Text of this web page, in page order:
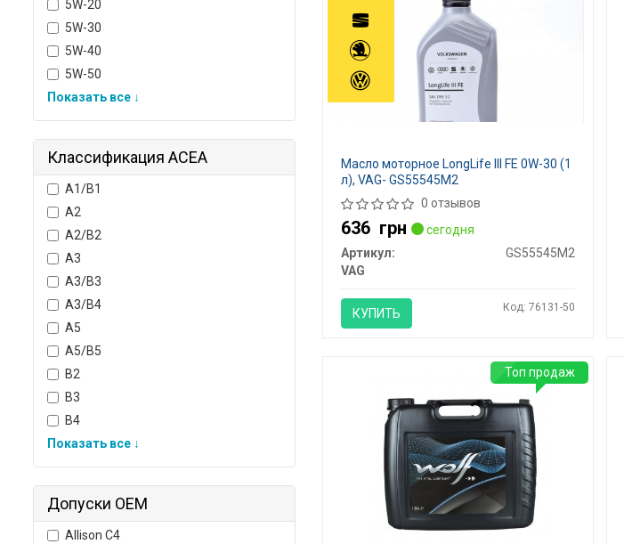
5W-20
5W-30
5W-40
5W-50
Показать все ↓
Классификация ACEA
A1/B1
A2
A2/B2
A3
A3/B3
A3/B4
A5
A5/B5
B2
B3
B4
Показать все ↓
Допуски OEM
Allison C4
Масло моторное LongLife III FE 0W-30 (1
л), VAG- GS55545M2
0 отзывов
636 грн
сегодня
Артикул:
GS55545M2
VAG
КУПИТЬ Код: 76131-50
Топ продаж